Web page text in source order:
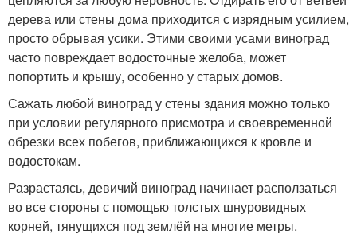
дерева или стены дома приходится с изрядным усилием,
просто обрывая усики. Этими своими усами виноград
часто повреждает водосточные желоба, может
попортить и крышу, особенно у старых домов.
Сажать любой виноград у стены здания можно только
при условии регулярного присмотра и своевременной
обрезки всех побегов, приближающихся к кровле и
водостокам.
Разрастаясь, девичий виноград начинает расползаться
во все стороны с помощью толстых шнуровидных
корней, тянущихся под землёй на многие метры.